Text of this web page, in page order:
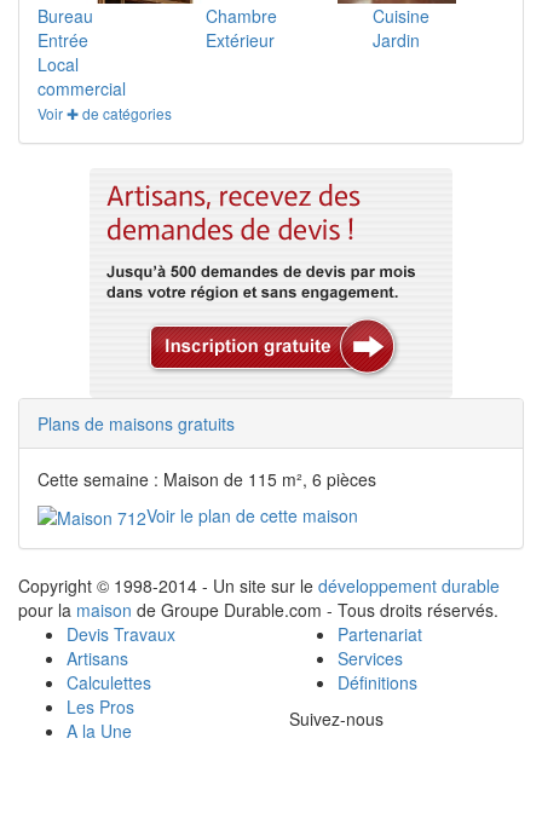
Bureau Chambre
Cuisine
Entrée
Extérieur
Jardin
Local
commercial
Voir ✚ de catégories
Plans de maisons gratuits
Cette semaine : Maison de 115 m², 6 pièces
Voir le plan de cette maison
Copyright © 1998-2014 - Un site sur le développement durable
pour la maison de Groupe Durable.com - Tous droits réservés.
Devis Travaux
Artisans
Calculettes
Les Pros
A la Une
Partenariat
Services
Définitions
Suivez-nous